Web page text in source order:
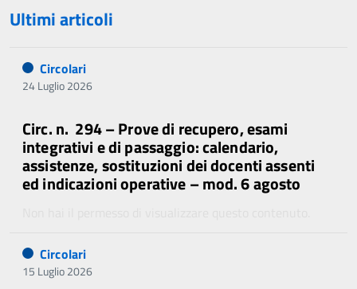
Ultimi articoli
Circolari
24 Luglio 2026
Circ. n. 294 – Prove di recupero, esami
integrativi e di passaggio: calendario,
assistenze, sostituzioni dei docenti assenti
ed indicazioni operative – mod. 6 agosto
Circolari
15 Luglio 2026